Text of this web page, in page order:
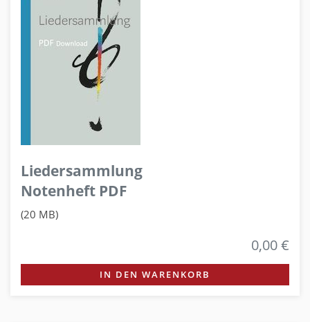
Liedersammlung
Notenheft PDF
(20 MB)
0,00 €
IN DEN WARENKORB